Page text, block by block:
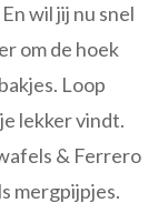
wil jij nu snel
om de hoek
Loop
lekker vindt.
& Ferrero
mergpijpjes.